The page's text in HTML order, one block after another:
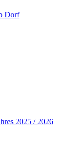
Dorf
2025 / 2026